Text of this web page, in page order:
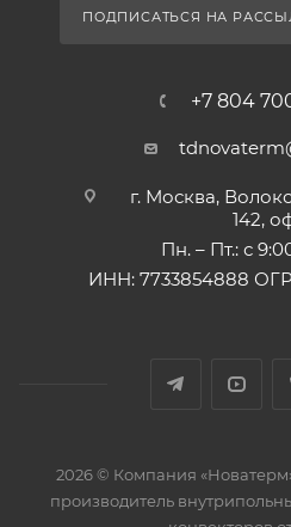
ПОДПИСАТЬСЯ НА
+7 804
г. Москва,
142,
Пн. – Пт.: с
ИНН: 7733854888
2026 © Компания
производитель